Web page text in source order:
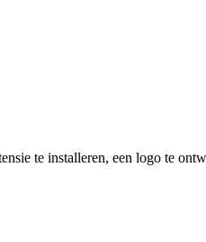
te installeren, een logo te